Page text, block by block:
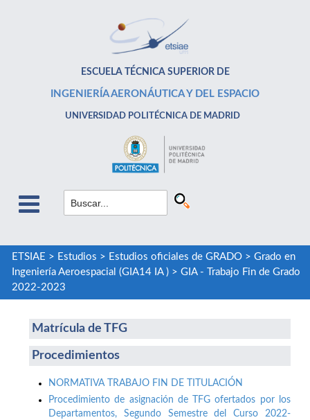
ESCUELA TÉCNICA SUPERIOR DE
INGENIERÍA AERONÁUTICA Y DEL ESPACIO
UNIVERSIDAD POLITÉCNICA DE MADRID
ETSIAE > Estudios > Estudios oficiales de GRADO> Grado en
Ingeniería Aeroespacial (GIA14 IA )> GIA - Trabajo Fin de Grado
2022-2023
Matrícula de TFG
Procedimientos
NORMATIVA TRABAJO FIN DE TITULACIÓN
Procedimiento de asignación de TFG ofertados por los
Departamentos, Segundo Semestre del Curso 2022-